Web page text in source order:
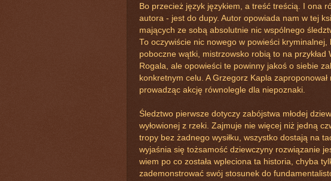
Bo przecież język językiem, a treść treścią. I ona
autora - jest do dupy. Autor opowiada nam w tej
mających ze sobą absolutnie nic wspólnego
To oczywiście nic nowego w powieści
poboczne wątki, mistrzowsko robią to na przykład
Rogala, ale opowieści te powinny jakoś o siebie
konkretnym celu. A Grzegorz Kapla
prowadząc akcję równolegle dla niepoznaki.
Śledztwo pierwsze dotyczy zabójstwa młodej
wyłowionej z rzeki. Zajmuje nie więcej niż jedną
tropy bez żadnego wysiłku, wszystko dostają na
wyjaśnia się tożsamość dziewczyny rozwiązanie
wiem po co została wpleciona ta historia, chyba
zademonstrować swój stosunek do